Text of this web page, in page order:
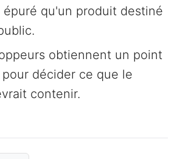
épuré qu'un produit destiné
obtiennent un point
décider ce que le
contenir.